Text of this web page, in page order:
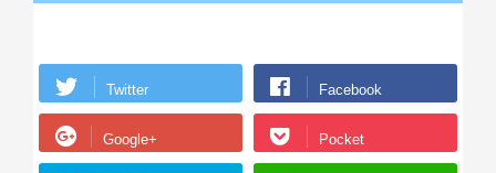
Twitter Facebook
Google+ Pocket